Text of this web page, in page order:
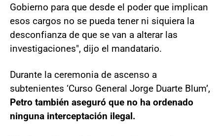
Gobierno para que desde el poder que implican
esos cargos no se pueda tener ni siquiera la
desconfianza de que se van a alterar las
investigaciones", dijo el mandatario.
Durante la ceremonia de ascenso a
subtenientes ‘Curso General Jorge Duarte Blum’,
Petro también aseguró que no ha ordenado
ninguna interceptación ilegal.